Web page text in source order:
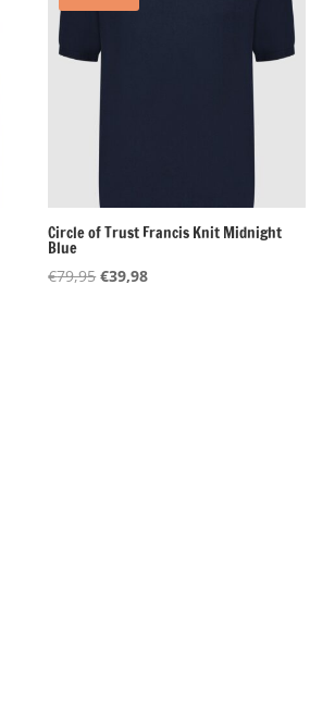
Circle of Trust Francis Knit Midnight
Blue
€79,95Oorspronkelijke
€39,98Huidige